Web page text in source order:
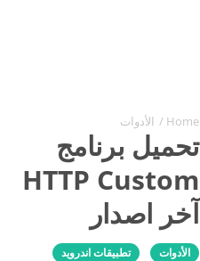
Home
/ الأدوات
تحميل برنامج
HTTP Custom
آخر اصدار
الأدوات تطبيقات اندرويد